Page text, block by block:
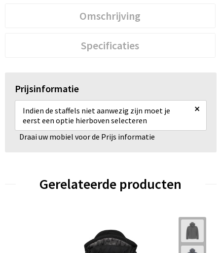
Omschrijving
Specificaties
Prijsinformatie
Indien de staffels niet aanwezig zijn moet je
eerst een optie hierboven selecteren
×
Draai uw mobiel voor de Prijs informatie
Gerelateerde producten